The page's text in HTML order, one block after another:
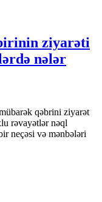
ziyarəti
nələr
qəbrini ziyarət
rəvayətlər nəql
neçəsi və mənbələri